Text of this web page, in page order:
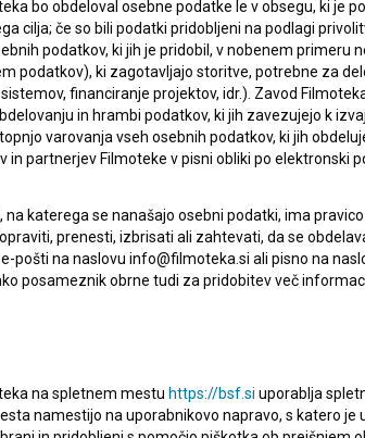
Milorad Radenović, Ivica
Vujadinović Direktor fotografije: Đorđe
Skladatelj: Dušan Maksimovski
Terbunja, Selman Jusufi, Aleksandar
ki beži pred fašistično enoto, ki je brutalno
v hiši tujca, Albanca Nur Doke. Nur se
(2025, dokumentarni), 70 min, z angleškimi
bo obdeloval osebne podatke le v obsegu, ki je
cilja; če so bili podatki pridobljeni na podlagi
podatkov, ki jih je pridobil, v nobenem
podatkov), ki zagotavljajo storitve, potrebne za
financiranje projektov, idr.). Zavod
in hrambi podatkov, ki jih zavezujejo k
varovanja vseh osebnih podatkov, ki jih
in partnerjev Filmoteke v pisni obliki po elektronski
na katerega se nanašajo osebni podatki, ima
prenesti, izbrisati ali zahtevati, da se
pošti na naslovu info@filmoteka.si ali pisno na
posameznik obrne tudi za pridobitev več
na spletnem mestu https://bsf.si uporablja
namestijo na uporabnikovo napravo, s katero